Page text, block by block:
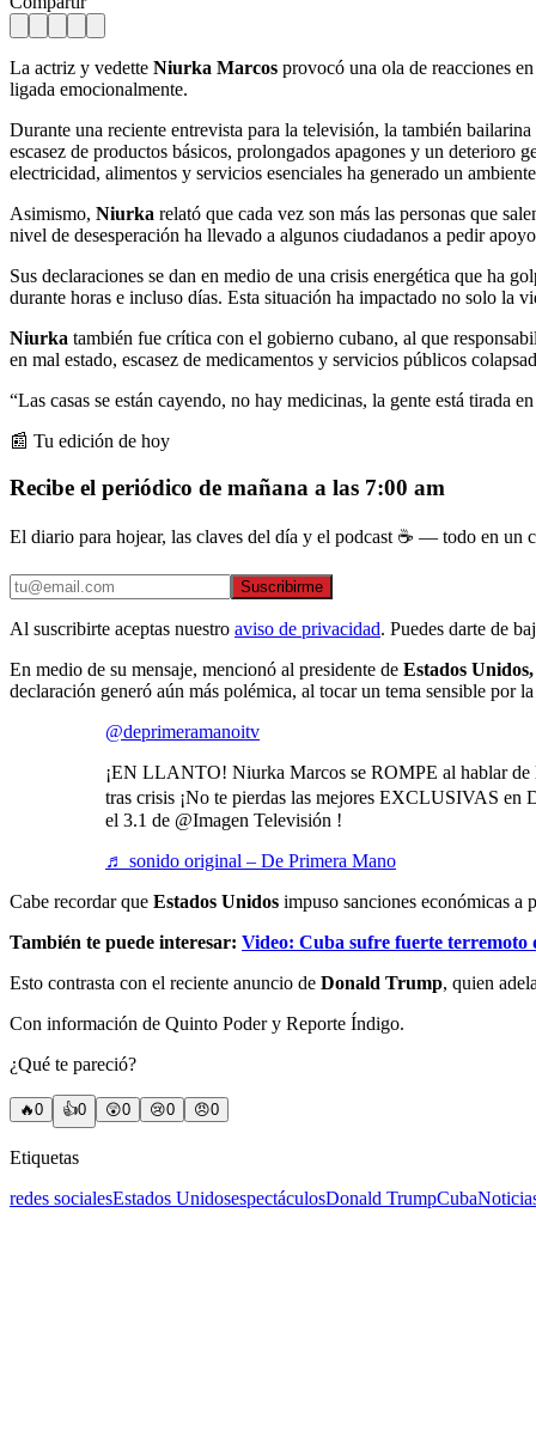
La actriz y vedette Niurka Marcos provocó una ola de reacciones
ligada emocionalmente.
Durante una reciente entrevista para la televisión, la también
escasez de productos básicos, prolongados apagones y un deterioro
electricidad, alimentos y servicios esenciales ha generado un
Asimismo, Niurka relató que cada vez son más las personas que
nivel de desesperación ha llevado a algunos ciudadanos a pedir
Sus declaraciones se dan en medio de una crisis energética que ha
durante horas e incluso días. Esta situación ha impactado no solo la
Niurka también fue crítica con el gobierno cubano, al que
en mal estado, escasez de medicamentos y servicios públicos
“Las casas se están cayendo, no hay medicinas, la gente está tirada
📰 Tu edición de hoy
Recibe el periódico de mañana a las 7:00 am
El diario para hojear, las claves del día y el podcast ☕ — todo en un
Suscribirme
Al suscribirte aceptas nuestro aviso de privacidad. Puedes darte de
En medio de su mensaje, mencionó al presidente de Estados
declaración generó aún más polémica, al tocar un tema sensible por
@deprimeramanoitv
¡EN LLANTO! Niurka Marcos se ROMPE al hablar de
tras crisis ¡No te pierdas las mejores EXCLUSIVAS en
el 3.1 de @Imagen Televisión !
♬ sonido original – De Primera Mano
Cabe recordar que Estados Unidos impuso sanciones económicas a
También te puede interesar: Video: Cuba sufre fuerte terremoto
Esto contrasta con el reciente anuncio de Donald Trump, quien
Con información de Quinto Poder y Reporte Índigo.
¿Qué te pareció?
🔥0 👍0 😲0 😢0 😠0
Etiquetas
redes socialesEstados UnidosespectáculosDonald TrumpCuba